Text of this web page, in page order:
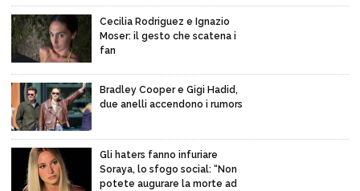
Cecilia Rodriguez e Ignazio
Moser: il gesto che scatena i
fan
Bradley Cooper e Gigi Hadid,
due anelli accendono i rumors
Gli haters fanno infuriare
Soraya, lo sfogo social: “Non
potete augurare la morte ad